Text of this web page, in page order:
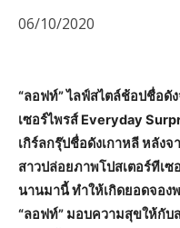
06/10/2020
“ลอฟท์” ไลฟ์สไตล์ช้อปชื่อดั
เซอร์ไพรส์ Everyday
เกิร์ลกรุ๊ปชื่อดังเกาหลี หลัง
สาวปล่อยภาพโปสเตอร์ทีเซ
นานมานี้ ทำให้เกิดยอดจอง
“ลอฟท์” มอบความสุขให้กับ